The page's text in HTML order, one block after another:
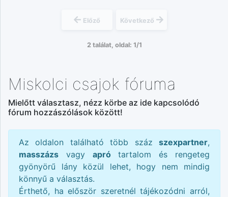
Előző Következő
2 találat, oldal: 1/1
Miskolci csajok fóruma
Mielőtt választasz, nézz körbe az ide kapcsolódó
fórum hozzászólások között!
Az oldalon található több száz szexpartner,
masszázs vagy aprótartalom és rengeteg
gyönyörű lány közül lehet, hogy nem mindig
könnyű a választás.
Érthető, ha először szeretnél tájékozódni arról,